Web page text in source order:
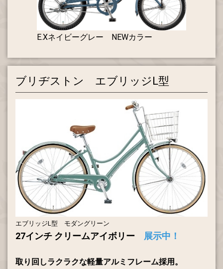
E.Xネイビーグレー NEWカラー
ブリヂストン エブリッジL型
エブリッジL型 モダングリーン
27インチ クリームアイボリー 展示中！
取り回しラクラクな軽量アルミフレーム採用。